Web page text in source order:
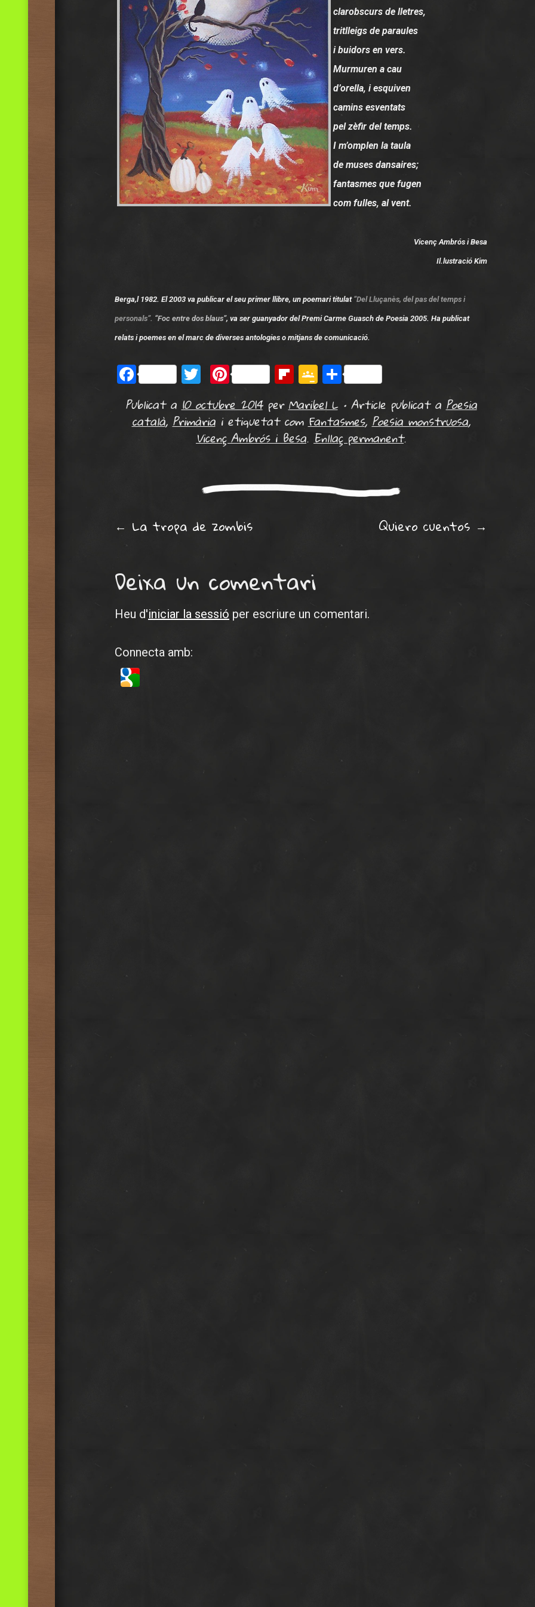
clarobscurs de lletres,
tritlleigs de paraules
i buidors en vers.
Murmuren a cau
d’orella, i esquiven
camins esventats
pel zèfir del temps.
I m’omplen la taula
de muses dansaires;
fantasmes que fugen
com fulles, al vent.
Vicenç Ambrós i Besa
Il.lustració Kim
Berga,l 1982. El 2003 va publicar el seu primer llibre, un poemari titulat “Del Lluçanès, del pas del temps i
personals”. “Foc entre dos blaus”, va ser guanyador del Premi Carme Guasch de Poesia 2005. Ha publicat
relats i poemes en el marc de diverses antologies o mitjans de comunicació.
FacebookTwitterPinterestFlipboard
Google
Classroom
Comparteix
Publicat a10 octubre 2014perMaribel L • Article publicat aPoesia
català,Primàriai etiquetat comFantasmes,Poesia monstruosa,
Vicenç Ambrós i Besa. Enllaç permanent.
Post navigation
← La tropa de zombis Quiero cuentos →
Deixa un comentari
Heu d'iniciar la sessió per escriure un comentari.
Connecta amb: